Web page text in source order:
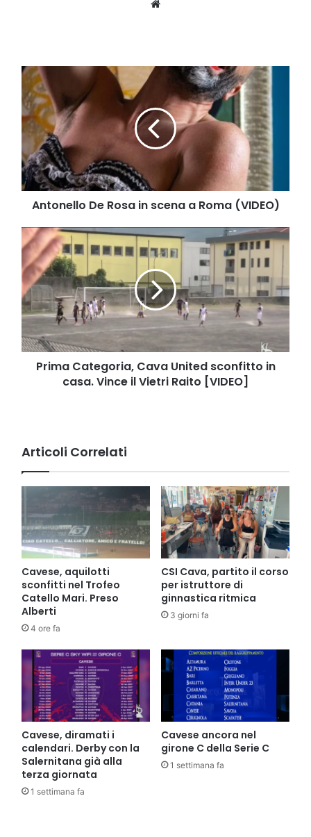
Antonello
De
Rosa
in
scena
a
Roma
(VIDEO)
Antonello De Rosa in scena a Roma (VIDEO)
Prima
Categoria,
Cava
United
sconfitto
in
casa.
Vince
il
Vietri
Prima Categoria, Cava United sconfitto in
casa. Vince il Vietri Raito [VIDEO]
Articoli Correlati
Cavese, aquilotti
sconfitti nel Trofeo
Catello Mari. Preso
Alberti
4 ore fa
CSI Cava, partito il corso
per istruttore di
ginnastica ritmica
3 giorni fa
Cavese, diramati i
calendari. Derby con la
Salernitana già alla
terza giornata
1 settimana fa
Cavese ancora nel
girone C della Serie C
1 settimana fa